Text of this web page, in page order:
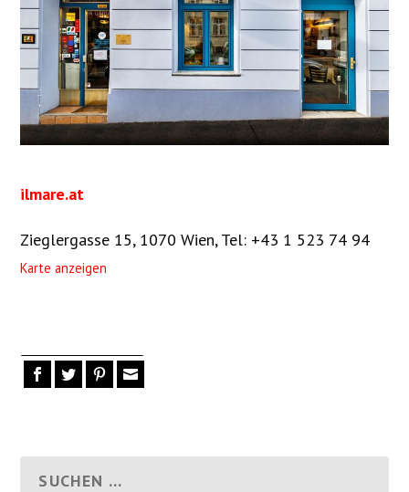
ilmare.at
Zieglergasse 15, 1070 Wien,Tel: +43 1 523 74 94
Karte anzeigen